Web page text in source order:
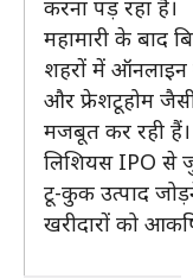
करना पड़ रहा है।
महामारी के बाद
शहरों में ऑनलाइन
और फ्रेशटूहोम
मजबूत कर रही हैं।
लिशियस IPO से
टू-कुक उत्पाद
खरीदारों को